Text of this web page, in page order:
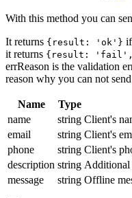
With this method you can
It returns {result: 'ok'}
it returns {result: 'fail',
errReason is the validation
reason why you can not
Name Type
name
string Client's
email
string Client's
phone
string Client's
description string Additional
message
string Offline